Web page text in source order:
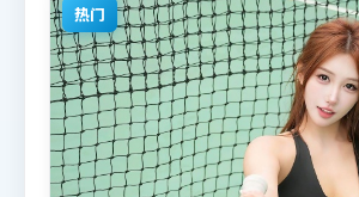
热门